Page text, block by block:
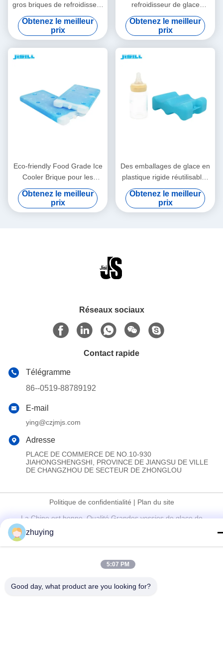
gros briques de refroidisseur
de glace pour le transport
par chaîne froide pour les
aliments surgelés
Obtenez le meilleur
prix
refroidisseur de glace
brique, gel réutilisable
plaque froide pour la crème
glacée pour les aliments
surgelés
Obtenez le meilleur
prix
Eco-friendly Food Grade Ice
Cooler Brique pour les
aliments Longtemps de
transport Pour les aliments
congelés
Obtenez le meilleur
prix
Des emballages de glace en
plastique rigide réutilisables
de qualité alimentaire avec
forme ondulée pour la bière
Obtenez le meilleur
prix
Réseaux sociaux
Contact rapide
Télégramme
86--0519-88789192
E-mail
ying@czjmjs.com
Adresse
PLACE DE COMMERCE DE NO.10-930
JIAHONGSHENGSHI, PROVINCE DE JIANGSU DE VILLE
DE CHANGZHOU DE SECTEUR DE ZHONGLOU
Politique de confidentialité | Plan du site
La Chine est bonne. Qualité Grandes vessies de glace de
refroidisseur Fournisseur. Copyright © 2017-2026 Changzhou jisi
cold chain technology Co.,ltd Tout. Les droits sont réservés.
zhuying
5:07 PM
Good day, what product are you looking for?